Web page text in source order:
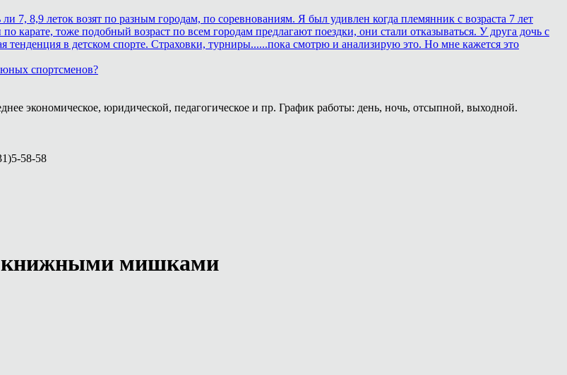
8,9 леток возят по разным городам, по соревнованиям. Я был удивлен когда племянник с возраста 7 лет
карате, тоже подобный возраст по всем городам предлагают поездки, они стали отказываться. У друга дочь с
в детском спорте. Страховки, турниры......пока смотрю и анализирую это. Но мне кажется это
спортсменов?
экономическое, юридической, педагогическое и пр. График работы: день, ночь, отсыпной, выходной.
58-58
книжными мишками